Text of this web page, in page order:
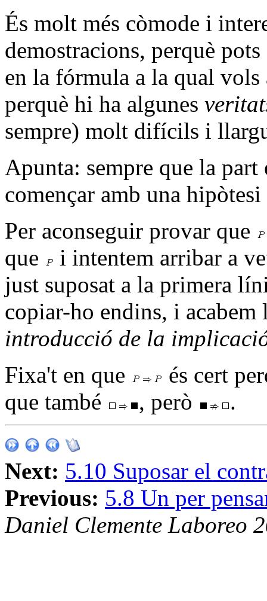
És molt més còmode i
demostracions, perquè
en la fórmula a la qual vols
perquè hi ha algunes
sempre) molt difícils i
Apunta: sempre que la
començar amb una
Per aconseguir provar que
que
i intentem arribar a
just suposat a la primera
copiar-ho endins, i
introducció de la
Fixa't en que
és cert
que també
, però .
Next: 5.10 Suposar el
Previous: 5.8 Un per
Daniel Clemente Laboreo